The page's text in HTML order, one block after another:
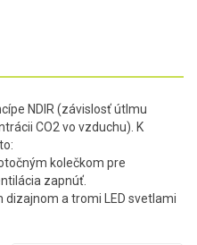
NDIR (závislosť útlmu
CO2 vo vzduchu). K
kolečkom pre
zapnúť.
dizajnom a tromi LED svetlami